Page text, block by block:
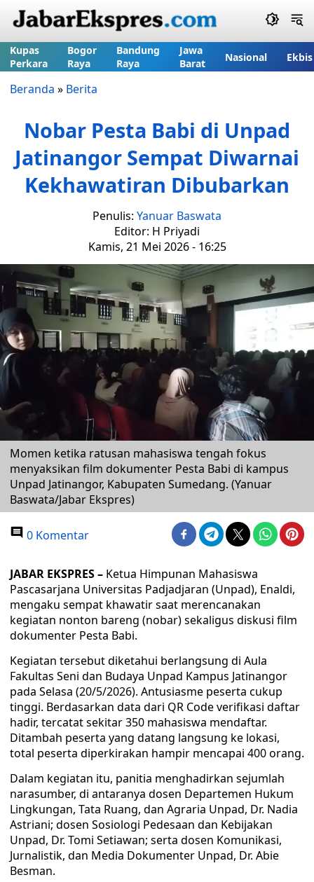
Kupas
Perkara
Bogor
Raya
Bandung
Raya
Jawa
Barat
Nasional Ekbis
Beranda » Berita
Nobar Pesta Babi di Unpad
Jatinangor Sempat Diwarnai
Kekhawatiran Dibubarkan
Penulis: Yanuar Baswata
Editor: H Priyadi
Kamis, 21 Mei 2026 - 16:25
Momen ketika ratusan mahasiswa tengah fokus
menyaksikan film dokumenter Pesta Babi di kampus
Unpad Jatinangor, Kabupaten Sumedang. (Yanuar
Baswata/Jabar Ekspres)
0 Komentar
JABAR EKSPRES – Ketua Himpunan Mahasiswa
Pascasarjana Universitas Padjadjaran (Unpad), Enaldi,
mengaku sempat khawatir saat merencanakan
kegiatan nonton bareng (nobar) sekaligus diskusi film
dokumenter Pesta Babi.
Kegiatan tersebut diketahui berlangsung di Aula
Fakultas Seni dan Budaya Unpad Kampus Jatinangor
pada Selasa (20/5/2026). Antusiasme peserta cukup
tinggi. Berdasarkan data dari QR Code verifikasi daftar
hadir, tercatat sekitar 350 mahasiswa mendaftar.
Ditambah peserta yang datang langsung ke lokasi,
total peserta diperkirakan hampir mencapai 400 orang.
Dalam kegiatan itu, panitia menghadirkan sejumlah
narasumber, di antaranya dosen Departemen Hukum
Lingkungan, Tata Ruang, dan Agraria Unpad, Dr. Nadia
Astriani; dosen Sosiologi Pedesaan dan Kebijakan
Unpad, Dr. Tomi Setiawan; serta dosen Komunikasi,
Jurnalistik, dan Media Dokumenter Unpad, Dr. Abie
Besman.